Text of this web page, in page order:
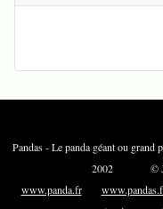
Pandas - Le panda géant ou grand
2002 ©
www.panda.fr